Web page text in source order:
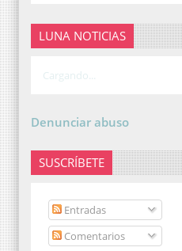
LUNA NOTICIAS
Cargando...
Denunciar abuso
SUSCRÍBETE
Entradas
Comentarios